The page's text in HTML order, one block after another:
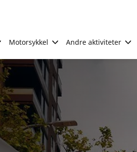
Motorsykkel Andre aktiviteter